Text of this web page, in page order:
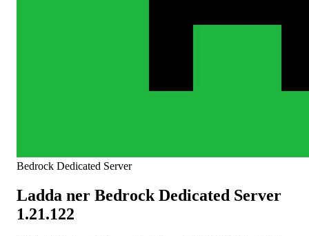
Bedrock Dedicated Server
Ladda ner Bedrock Dedicated Server
1.21.122